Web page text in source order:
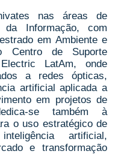
nas áreas de
da Informação, com
em Ambiente e
Centro de Suporte
LatAm, onde
a redes ópticas,
artificial aplicada a
em projetos de
se também à
o uso estratégico de
artificial,
e transformação